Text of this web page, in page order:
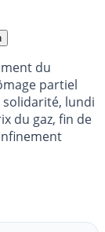
du
partiel
solidarité, lundi
du gaz, fin de